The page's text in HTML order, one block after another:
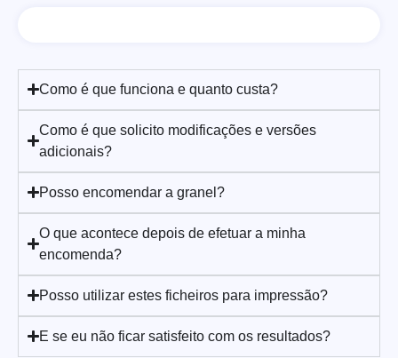
Como é que funciona e quanto custa?
Como é que solicito modificações e versões
adicionais?
Posso encomendar a granel?
O que acontece depois de efetuar a minha
encomenda?
Posso utilizar estes ficheiros para impressão?
E se eu não ficar satisfeito com os resultados?